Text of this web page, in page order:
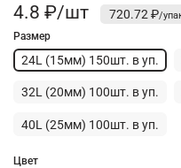
4.8 ₽/шт 720.72 ₽
Размер
24L (15мм) 150шт. в уп.
32L (20мм) 100шт. в уп.
40L (25мм) 100шт. в уп.
Цвет